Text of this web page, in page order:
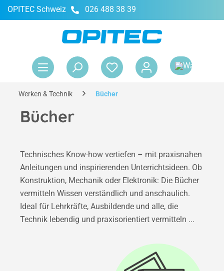
springen
OPITEC Schweiz 026 488 38 39
Werken & Technik Bücher
Bücher
Technisches Know-how vertiefen – mit praxisnahen
Anleitungen und inspirierenden Unterrichtsideen. Ob
Konstruktion, Mechanik oder Elektronik: Die Bücher
vermitteln Wissen verständlich und anschaulich.
Ideal für Lehrkräfte, Ausbildende und alle, die
Technik lebendig und praxisorientiert vermitteln ...